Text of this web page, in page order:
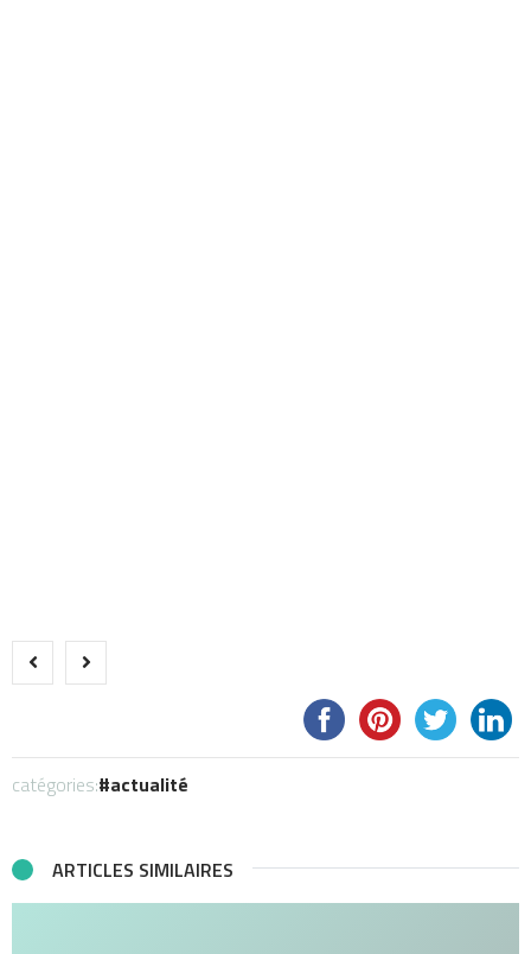
catégories: actualité
ARTICLES SIMILAIRES